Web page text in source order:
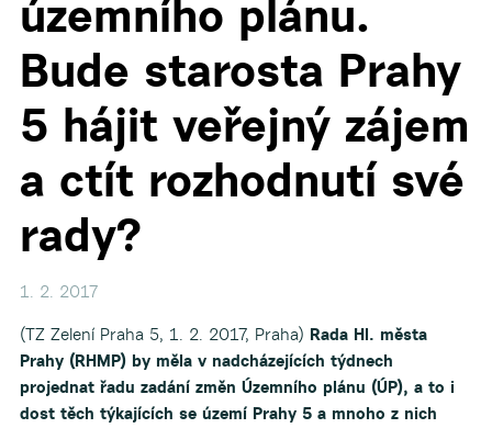
▼
územního plánu.
Bude starosta Prahy
5 hájit veřejný zájem
a ctít rozhodnutí své
rady?
1. 2. 2017
(TZ Zelení Praha 5, 1. 2. 2017, Praha) Rada Hl. města
Prahy (RHMP) by měla v nadcházejících týdnech
projednat řadu zadání změn Územního plánu (ÚP), a to i
dost těch týkajících se území Prahy 5 a mnoho z nich